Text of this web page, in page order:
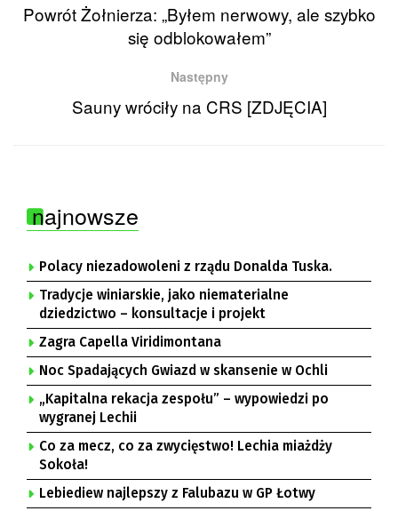
Powrót Żołnierza: „Byłem nerwowy, ale szybko
się odblokowałem”
Następny
Sauny wróciły na CRS [ZDJĘCIA]
najnowsze
Polacy niezadowoleni z rządu Donalda Tuska.
Tradycje winiarskie, jako niematerialne
dziedzictwo – konsultacje i projekt
Zagra Capella Viridimontana
Noc Spadających Gwiazd w skansenie w Ochli
„Kapitalna rekacja zespołu” – wypowiedzi po
wygranej Lechii
Co za mecz, co za zwycięstwo! Lechia miażdży
Sokoła!
Lebiediew najlepszy z Falubazu w GP Łotwy